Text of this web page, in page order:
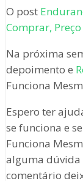
O post
Comprar, Preço
Na próxima
depoimento e
Funciona
Espero ter
se funciona e
Funciona
alguma
comentário